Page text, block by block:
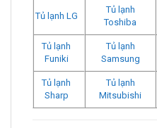
Tủ lạnh LG
Tủ lạnh
Toshiba
Tủ lạnh
Funiki
Tủ lạnh
Samsung
Tủ lạnh
Sharp
Tủ lạnh
Mitsubishi